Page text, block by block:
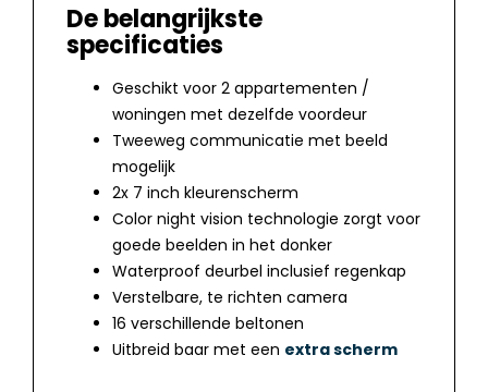
De belangrijkste
specificaties
Geschikt voor 2 appartementen /
woningen met dezelfde voordeur
Tweeweg communicatie met beeld
mogelijk
2x 7 inch kleurenscherm
Color night vision technologie zorgt voor
goede beelden in het donker
Waterproof deurbel inclusief regenkap
Verstelbare, te richten camera
16 verschillende beltonen
Uitbreid baar met een extra scherm